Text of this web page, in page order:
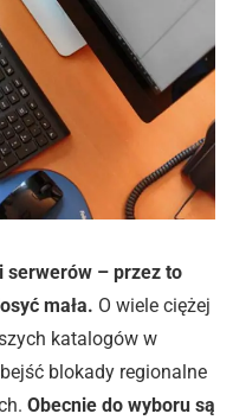
serwerów – przez to
mała. O wiele ciężej
katalogów w
blokady regionalne
Obecnie do wyboru są